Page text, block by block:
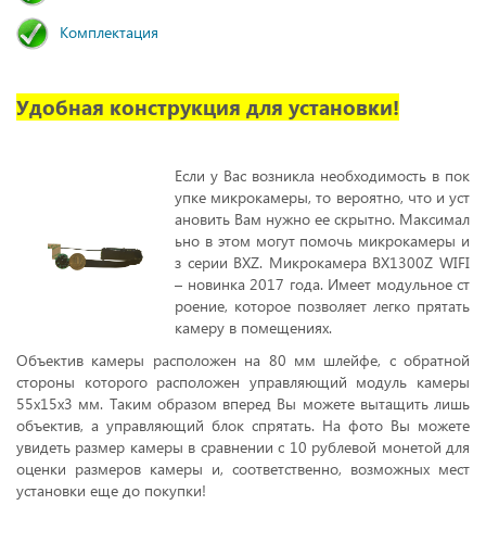
Комплектация
Удобная конструкция для установки!
Если у Вас возникла необходимость в пок
упке микрокамеры, то вероятно, что и уст
ановить Вам нужно ее скрытно. Максимал
ьно в этом могут помочь микрокамеры и
з серии BXZ. Микрокамера BX1300Z WIFI
– новинка 2017 года. Имеет модульное ст
роение, которое позволяет легко прятать
камеру в помещениях.
Объектив камеры расположен на 80 мм шлейфе, с обратной
стороны которого расположен управляющий модуль камеры
55х15х3 мм. Таким образом вперед Вы можете вытащить лишь
объектив, а управляющий блок спрятать. На фото Вы можете
увидеть размер камеры в сравнении с 10 рублевой монетой для
оценки размеров камеры и, соответственно, возможных мест
установки еще до покупки!